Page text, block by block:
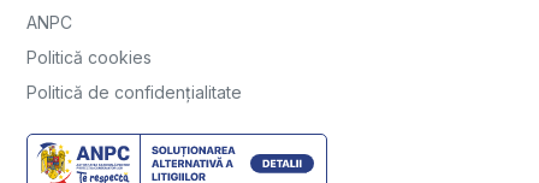
ANPC
Politică cookies
Politică de confidențialitate